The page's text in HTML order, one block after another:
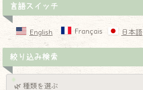
言語スイッチ
English Français 日本語
絞り込み検索